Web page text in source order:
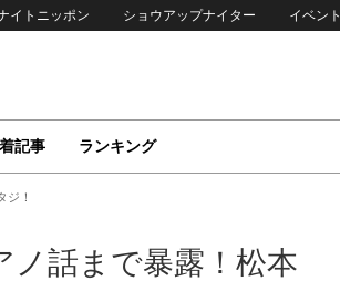
イトニッポン ショウアップナイター イベント
記事 ランキング
ジ！
ノ話まで暴露！松本